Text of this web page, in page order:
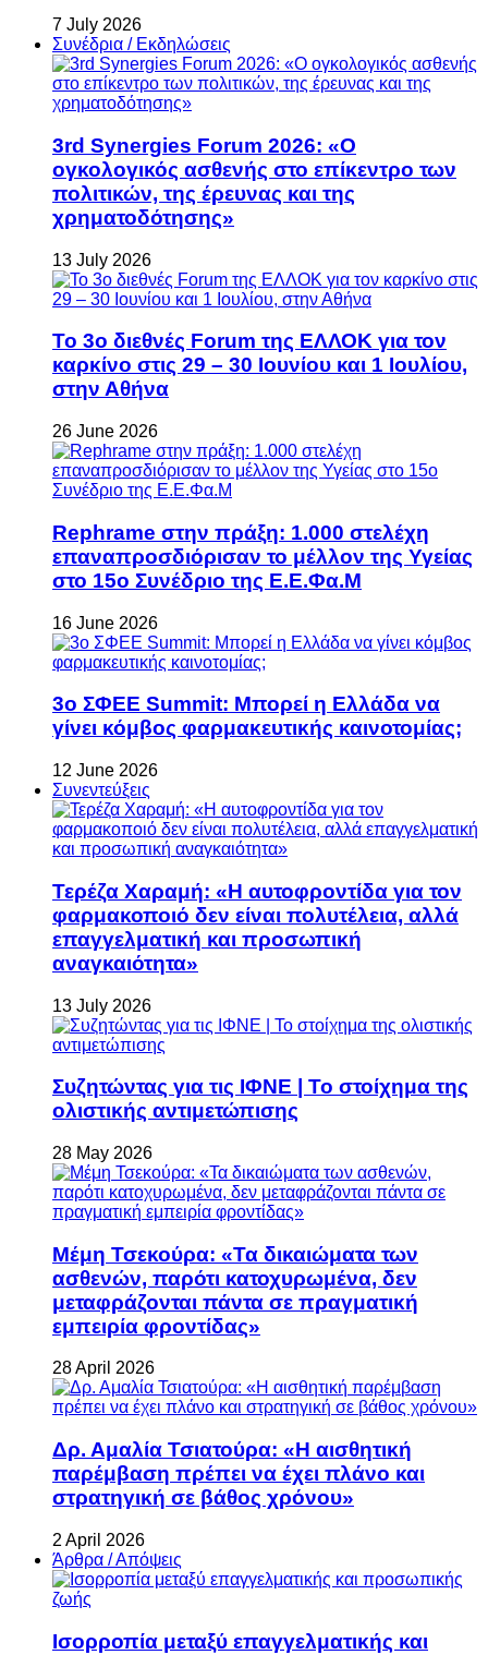
7 July 2026
Συνέδρια / Εκδηλώσεις
3rd Synergies Forum 2026: «Ο
ογκολογικός ασθενής στο επίκεντρο των
πολιτικών, της έρευνας και της
χρηματοδότησης»
13 July 2026
Το 3ο διεθνές Forum της ΕΛΛΟΚ για τον
καρκίνο στις 29 – 30 Ιουνίου και 1 Ιουλίου,
στην Αθήνα
26 June 2026
Rephrame στην πράξη: 1.000 στελέχη
επαναπροσδιόρισαν το μέλλον της Υγείας
στο 15ο Συνέδριο της Ε.Ε.Φα.Μ
16 June 2026
3ο ΣΦΕΕ Summit: Μπορεί η Ελλάδα να
γίνει κόμβος φαρμακευτικής καινοτομίας;
12 June 2026
Συνεντεύξεις
Τερέζα Χαραμή: «Η αυτοφροντίδα για τον
φαρμακοποιό δεν είναι πολυτέλεια, αλλά
επαγγελματική και προσωπική
αναγκαιότητα»
13 July 2026
Συζητώντας για τις ΙΦΝΕ | Το στοίχημα της
ολιστικής αντιμετώπισης
28 May 2026
Μέμη Τσεκούρα: «Τα δικαιώματα των
ασθενών, παρότι κατοχυρωμένα, δεν
μεταφράζονται πάντα σε πραγματική
εμπειρία φροντίδας»
28 April 2026
Δρ. Αμαλία Τσιατούρα: «Η αισθητική
παρέμβαση πρέπει να έχει πλάνο και
στρατηγική σε βάθος χρόνου»
2 April 2026
Άρθρα / Απόψεις
Ισορροπία μεταξύ επαγγελματικής και